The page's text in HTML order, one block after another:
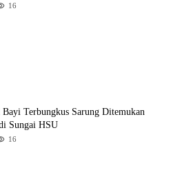
16
Bayi Terbungkus Sarung Ditemukan
Sungai HSU
16